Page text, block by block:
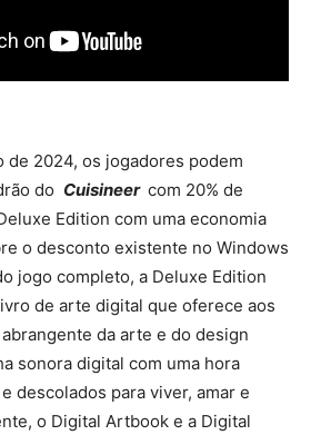
de 2024, os jogadores podem
do Cuisineer com 20% de
Edition com uma economia
o desconto existente no Windows
jogo completo, a Deluxe Edition
de arte digital que oferece aos
da arte e do design
sonora digital com uma hora
descolados para viver, amar e
o Digital Artbook e a Digital